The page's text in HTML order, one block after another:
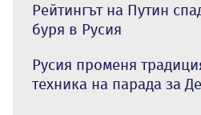
Рейтингът на Путин
буря в Русия
Русия променя
техника на парада за